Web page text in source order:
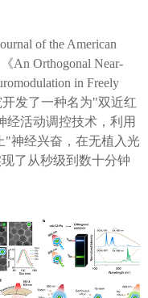
of the American
An Orthogonal Near-
in Freely
发了一种名为"双近红
经活动调控技术，利用
神经兴奋，在无植入光
了从秒级到数十分钟